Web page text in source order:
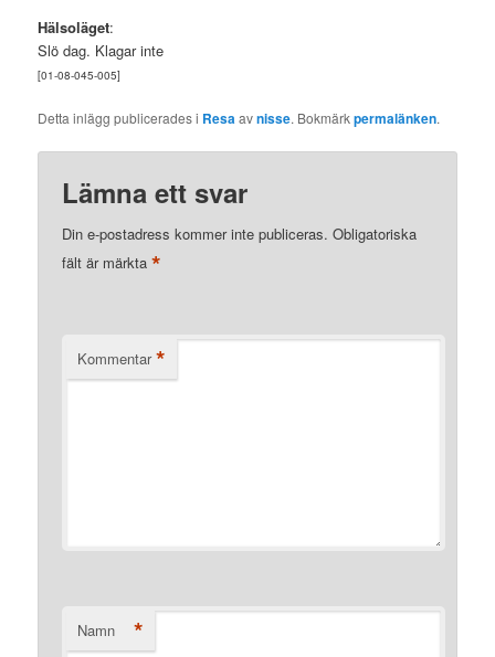
Hälsoläget:
Slö dag. Klagar inte
[01-08-045-005]
Detta inlägg publicerades i Resaavnisse. Bokmärkpermalänken.
Lämna ett svar
Din e-postadress kommer inte publiceras. Obligatoriska
fält är märkta*
Kommentar *
Namn *